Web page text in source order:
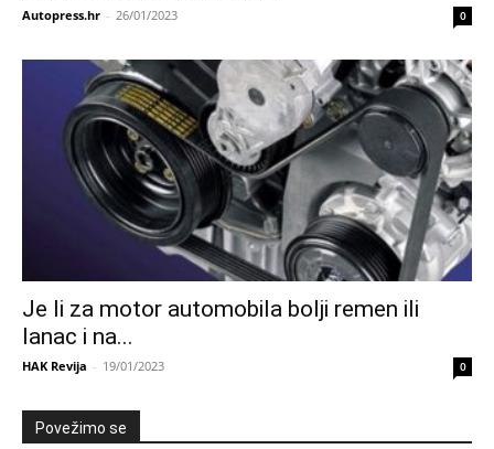
Autopress.hr - 26/01/2023 0
Je li za motor automobila bolji remen ili
lanac i na...
HAK Revija - 19/01/2023 0
Povežimo se